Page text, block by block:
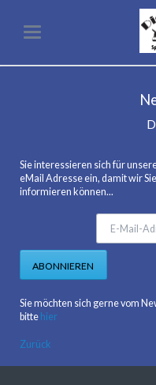
Sie interessieren sich für
eMail Adresse ein, damit wir
informieren können...
Adresse
ABONNIEREN
Sie möchten sich gerne vom
bitte hier
Zurück